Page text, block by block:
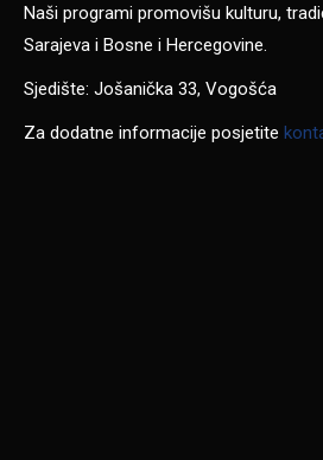
Naši programi promovišu kulturu,
Sarajeva i Bosne i Hercegovine.
Sjedište: Jošanička 33, Vogošća
Za dodatne informacije posjetite